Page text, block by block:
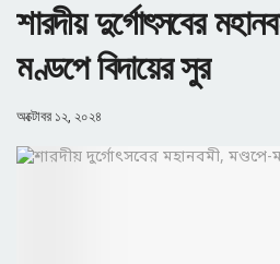
শারদীয় দুর্গোৎসবের
মণ্ডপে বিদায়ের সুর
অক্টোবর ১২, ২০২৪